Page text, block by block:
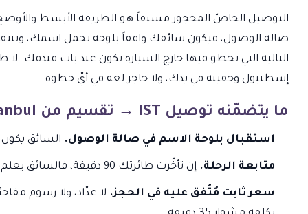
التوصيل الخاصّ المحجوز مسبقاً هو الطريقة الأبسط
التالية التي تخطو فيها خارج السيارة تكون عند باب فندقك.
إسطنبول وحقيبة في يدك، ولا حاجز لغة في أيّ خطوة.
ما يتضمّنه توصيل IST → تقسيم من Cab Istanbul
استقبال بلوحة الاسم في صالة الوصول. السائق
متابعة الرحلة. إن تأخّرت طائرتك 90 دقيقة، فالسائق يعلم. وإن وصلت مبكّراً، فالسائق يتقدّم بدوره.
سعر ثابت مُتّفق عليه في الحجز. لا عدّاد، ولا رسوم